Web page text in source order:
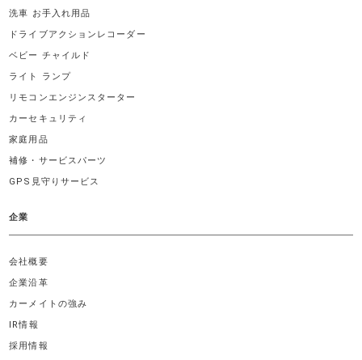
洗車 お手入れ用品
ドライブアクションレコーダー
ベビー チャイルド
ライト ランプ
リモコンエンジンスターター
カーセキュリティ
家庭用品
補修・サービスパーツ
GPS見守りサービス
企業
会社概要
企業沿革
カーメイトの強み
IR情報
採用情報